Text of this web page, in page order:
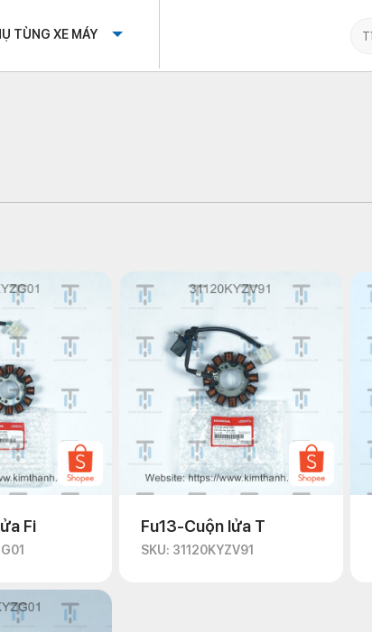
TÙNG XE MÁY
Fi Fu13-Cuộn lửa T
SKU: 31120KYZV91